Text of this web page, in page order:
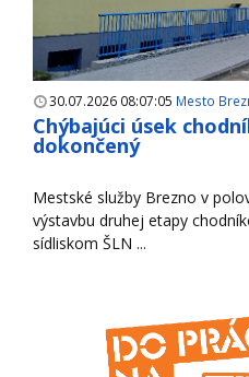
30.07.2026 08:07:05 Mesto
Chýbajúci úsek
dokončený
Mestské služby Brezno v
výstavbu druhej etapy
sídliskom ŠLN ...